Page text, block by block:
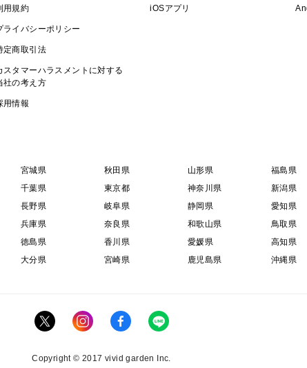
用規約
ライバシーポリシー
定商取引法
スタマーハラスメントに対する
社の考え方
用情報
iOSアプリ
宮城県 秋田県 山形県 福島県
千葉県 東京都 神奈川県 新潟県
長野県 岐阜県 静岡県 愛知県
兵庫県 奈良県 和歌山県 鳥取県
徳島県 香川県 愛媛県 高知県
大分県 宮崎県 鹿児島県 沖縄県
Copyright © 2017 vivid garden Inc.